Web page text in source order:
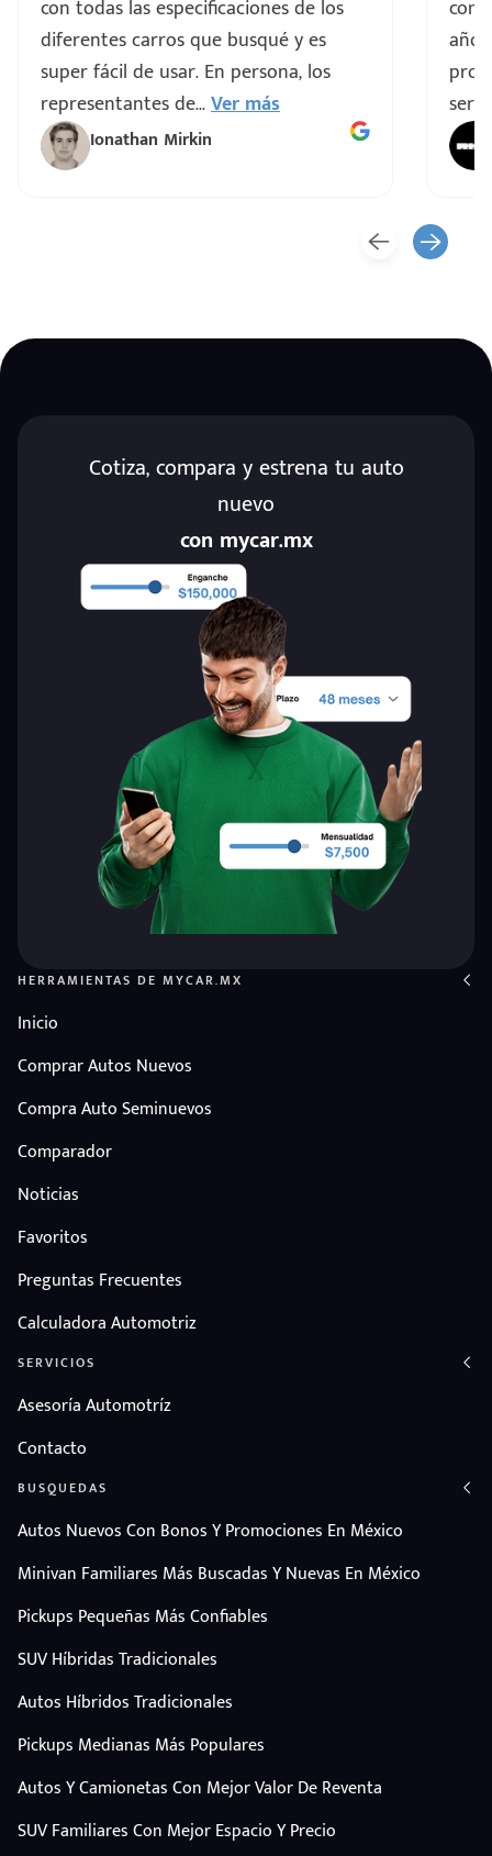
con todas las especificaciones de los
diferentes carros que busqué y es
super fácil de usar. En persona, los
representantes de...Ver más
Ionathan Mirkin
Cotiza, compara y estrena tu auto
nuevo
con mycar.mx
HERRAMIENTAS DE MYCAR.MX
Inicio
Comprar Autos Nuevos
Compra Auto Seminuevos
Comparador
Noticias
Favoritos
Preguntas Frecuentes
Calculadora Automotriz
SERVICIOS
Asesoría Automotríz
Contacto
BUSQUEDAS
Autos Nuevos Con Bonos Y Promociones En México
Minivan Familiares Más Buscadas Y Nuevas En México
Pickups Pequeñas Más Confiables
SUV Híbridas Tradicionales
Autos Híbridos Tradicionales
Pickups Medianas Más Populares
Autos Y Camionetas Con Mejor Valor De Reventa
SUV Familiares Con Mejor Espacio Y Precio